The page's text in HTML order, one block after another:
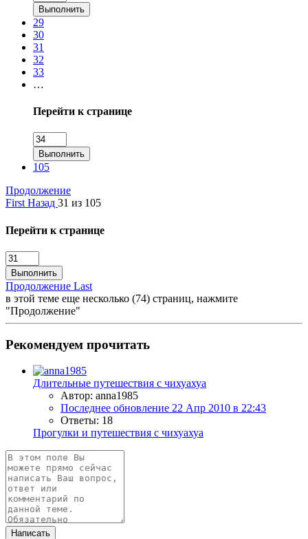
Выполнить
29
30
31
32
33
…
Перейти к странице
Выполнить
105
Продолжение
First Назад 31 из 105
Перейти к странице
Выполнить
Продолжение Last
в этой теме еще несколько (74) страниц, нажмите
"Продолжение"
Рекомендуем прочитать
Длительные путешествия с чихуахуа
Автор: anna1985
Последнее обновление 22 Апр 2010 в 22:43
Ответы: 18
Прогулки и путешествия с чихуахуа
Написать